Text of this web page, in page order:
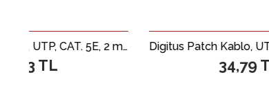
Digitus Patch Kablo, UTP, CAT. 5E, 2 metre, AWG 26/7, Mavi Renk, 3P sertifikalı Digitus Patch Kablo, UTP, CAT. 5E, 0.5 metre, AWG 26/7, Yeşil Renk, 3P sertifikalı